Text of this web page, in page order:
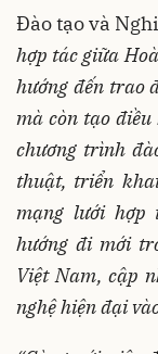
Đào tạo và
hợp tác giữa
hướng đến trao
mà còn tạo
chương trình
thuật, triển
mạng lưới hợp
hướng đi mới
Việt Nam, cập
nghệ hiện đại